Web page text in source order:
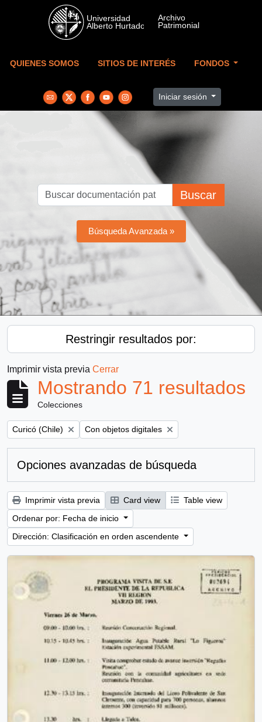
Skip to main content
QUIENES SOMOS SITIOS DE INTERÉS FONDOS
Iniciar sesión
Buscar
Búsqueda Avanzada »
Restringir resultados por:
Imprimir vista previa Cerrar
Mostrando 71 resultados
Colecciones
Remove filter:
Curicó (Chile) Remove filter:
Con objetos digitales
Opciones avanzadas de búsqueda
Imprimir vista previa Card view
Table view
Ordenar por: Fecha de inicio
Dirección: Clasificación en orden ascendente